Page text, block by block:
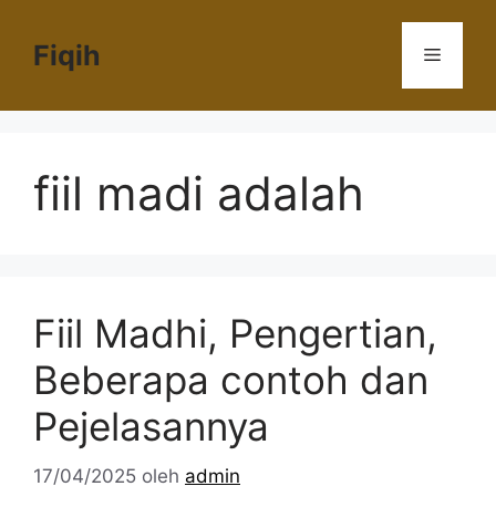
Fiqih Menu
fiil madi adalah
Fiil Madhi, Pengertian,
Beberapa contoh dan
Pejelasannya
17/04/2025 oleh admin